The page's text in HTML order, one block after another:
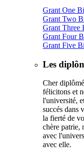
Grant One
Grant Two
Grant Three
Grant Four
Grant Five
Les
Cher
félicitons et
l'université,
succés dans
la fierté de
chère patrie,
avec
avec elle.